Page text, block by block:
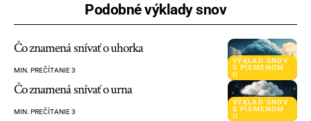
Podobné výklady snov
VÝKLAD SNOV
S PÍSMENOM
U
Čo znamená snívať o uhorka
MIN. PREČÍTANIE 3
VÝKLAD SNOV
S PÍSMENOM
U
Čo znamená snívať o urna
MIN. PREČÍTANIE 3